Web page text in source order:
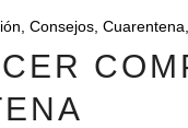
Consejos Cuarentena